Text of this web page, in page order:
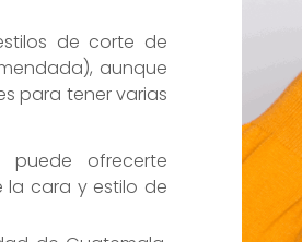
de corte de
aunque
para tener varias
ofrecerte
la cara y estilo de